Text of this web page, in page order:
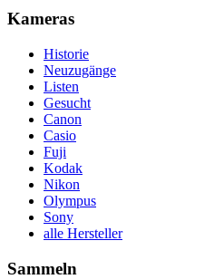
Kameras
Historie
Neuzugänge
Listen
Gesucht
Canon
Casio
Fuji
Kodak
Nikon
Olympus
Sony
alle Hersteller
Sammeln